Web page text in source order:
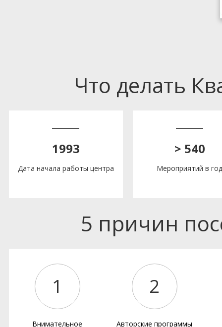
Что делать
1993
Дата начала работы центра
> 540
Мероприятий в год
5 причин
1
Внимательное
2
Авторские программы